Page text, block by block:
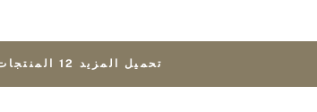
تحميل المزيد 12 المنتجات